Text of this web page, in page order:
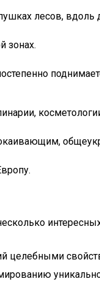
лесов, вдоль
зонах.
целебными